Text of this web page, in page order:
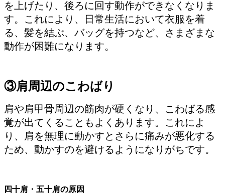
を上げたり、後ろに回す動作ができなくなりま
す。これにより、日常生活において衣服を着
る、髪を結ぶ、バッグを持つなど、さまざまな
動作が困難になります。
③肩周辺のこわばり
肩や肩甲骨周辺の筋肉が硬くなり、こわばる感
覚が出てくることもよくあります。これによ
り、肩を無理に動かすとさらに痛みが悪化する
ため、動かすのを避けるようになりがちです。
四十肩・五十肩の原因